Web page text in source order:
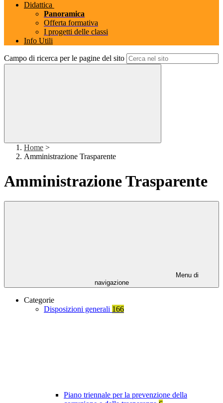
Didattica
Panoramica
Offerta formativa
I progetti delle classi
Info Utili
Campo di ricerca per le pagine del sito
Home >
Amministrazione Trasparente
Amministrazione Trasparente
Menu di
navigazione
Categorie
Disposizioni generali 166
Piano triennale per la prevenzione della